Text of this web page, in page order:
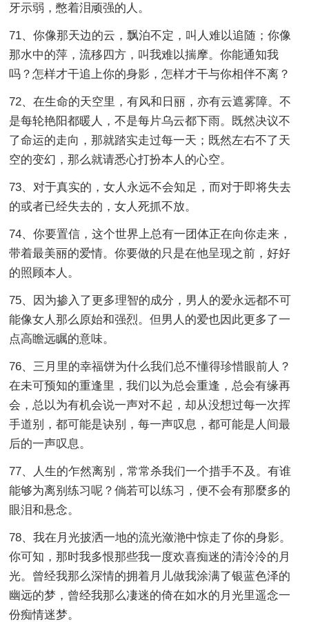
牙示弱，憋着泪顽强的人。
71、你像那天边的云，飘泊不定，叫人难以追随；你像
那水中的萍，流移四方，叫我难以揣摩。你能通知我
吗？怎样才干追上你的身影，怎样才干与你相伴不离？
72、在生命的天空里，有风和日丽，亦有云遮雾障。不
是每轮艳阳都暖人，不是每片乌云都下雨。既然决议不
了命运的走向，那就踏实走过每一天；既然左右不了天
空的变幻，那么就请悉心打扮本人的心空。
73、对于真实的，女人永远不会知足，而对于即将失去
的或者已经失去的，女人死抓不放。
74、你要置信，这个世界上总有一团体正在向你走来，
带着最美丽的爱情。你要做的只是在他呈现之前，好好
的照顾本人。
75、因为掺入了更多理智的成分，男人的爱永远都不可
能像女人那么原始和强烈。但男人的爱也因此更多了一
点高瞻远瞩的意味。
76、三月里的幸福饼为什么我们总不懂得珍惜眼前人？
在未可预知的重逢里，我们以为总会重逢，总会有缘再
会，总以为有机会说一声对不起，却从没想过每一次挥
手道别，都可能是诀别，每一声叹息，都可能是人间最
后的一声叹息。
77、人生的乍然离别，常常杀我们一个措手不及。有谁
能够为离别练习呢？倘若可以练习，便不会有那麼多的
眼泪和悬念。
78、我在月光披洒一地的流光潋滟中惊走了你的身影。
你可知，那时我多恨那些我一度欢喜痴迷的清泠泠的月
光。曾经我那么深情的拥着月儿做我涂满了银蓝色泽的
幽远的梦，曾经我那么凄迷的倚在如水的月光里遥念一
份痴情迷梦。